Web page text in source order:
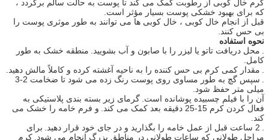
کرم خال کوبی از رطوبت کمک می کند تا پوست به حالت سالم برگردد ،
که برای بهبود خشکی پوست بسیار مؤثر است.
قبل از انجام خال کوبی ، خال کوبی ها می توانند به طور موثری پوست را
بی حس کنند.
نحوه استفاده
محل دریافت تاتو یا لیزر را با صابون و آب بشویید.
منطقه خشک به طور
کامل.
مقدار کمی کرم بی حس کننده را به ناحیه آغشته کرده و کاملاً مالش دهید.
سپس گچ به طور مساوی روی پوست رنگ زده می شود تا ضخامت 2-3
میلی متر حفظ شود.
آن را با فیلم چسبیده پوشانده است. گرمای زیر بسته بندی پلاستیکی به
فعال کردن کرم 15-25 دقیقه بعد کمک می کند.
و فرم خامه را خشک می
کند.
2 ساعت قبل از عمل خامه را بگذارید و در جای خود قرار دهید.
برای
مراحل طولانی که ساعات طولانی در مناطق بزرگ انجام می شود. کرم